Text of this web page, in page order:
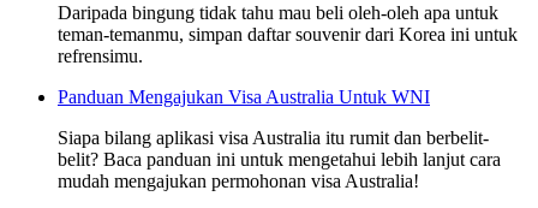
Daripada bingung tidak tahu mau beli oleh-oleh apa untuk
teman-temanmu, simpan daftar souvenir dari Korea ini untuk
refrensimu.
Panduan Mengajukan Visa Australia Untuk WNI
Siapa bilang aplikasi visa Australia itu rumit dan berbelit-
belit? Baca panduan ini untuk mengetahui lebih lanjut cara
mudah mengajukan permohonan visa Australia!